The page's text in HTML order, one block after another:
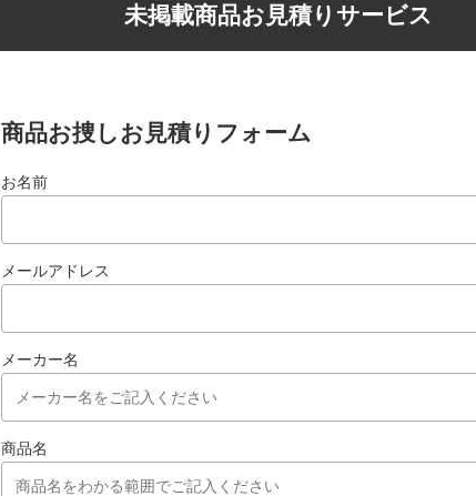
未掲載商品お見積りサービス
商品お捜しお見積りフォーム
お名前
メールアドレス
メーカー名
商品名